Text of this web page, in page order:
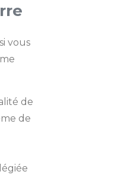
vous
de
de